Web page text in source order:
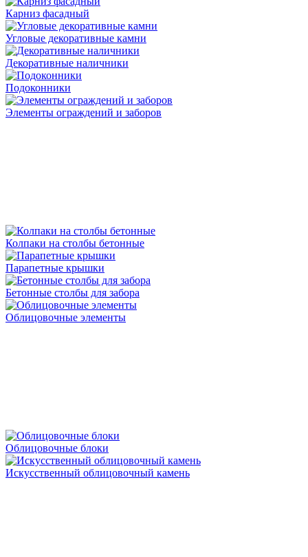
Карниз фасадный
Угловые декоративные камни
Декоративные наличники
Подоконники
Элементы ограждений и заборов
Колпаки на столбы бетонные
Парапетные крышки
Бетонные столбы для забора
Облицовочные элементы
Облицовочные блоки
Искусственный облицовочный камень